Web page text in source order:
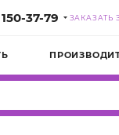
37-79 ЗАКАЗАТЬ